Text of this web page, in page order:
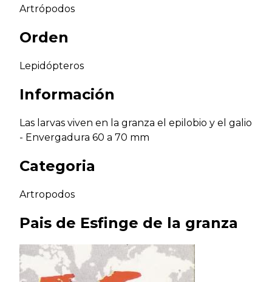
Artrópodos
Orden
Lepidópteros
Información
Las larvas viven en la granza el epilobio y el galio
- Envergadura 60 a 70 mm
Categoria
Artropodos
Pais de Esfinge de la granza